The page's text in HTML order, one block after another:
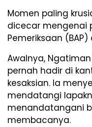
Momen paling
dicecar mengenai
Pemeriksaan (BAP)
Awalnya,
pernah hadir di
kesaksian. Ia
mendatangi
menandatangani
membacanya.